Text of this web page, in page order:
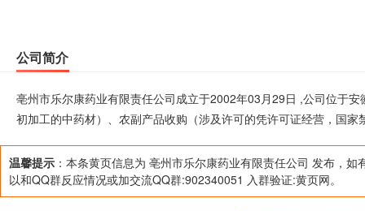
公司简介
亳州市乐尔康药业有限责任公司成立于2002年03月29日 ,公司位于
初加工的中药材）、农副产品收购（涉及许可的凭许可证经营，国家
温馨提示 ：本条黄页信息为 亳州市乐尔康药业有限责任公司 发布，如
以和QQ群反应情况或加交流QQ群:902340051 入群验证:黄页网。